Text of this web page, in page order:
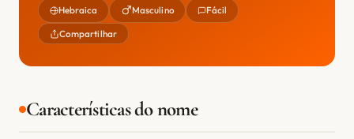
Hebraica Masculino Fácil
Compartilhar
Características do nome